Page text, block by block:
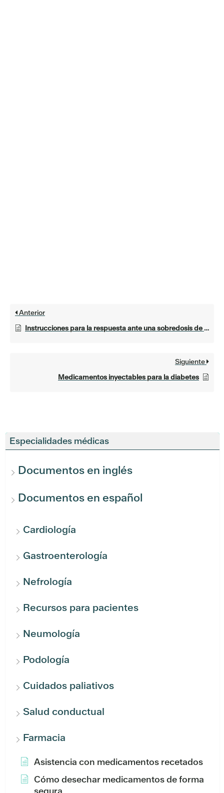
Especialidades médicas
Documentos en inglés
Documentos en español
Cardiología
Gastroenterología
Nefrología
Recursos para pacientes
Neumología
Podología
Cuidados paliativos
Salud conductual
Farmacia
Asistencia con medicamentos recetados
Cómo desechar medicamentos de forma
Anterior
Instrucciones para la respuesta ante una sobredosis de opioides
Siguiente
Medicamentos inyectables para la diabetes